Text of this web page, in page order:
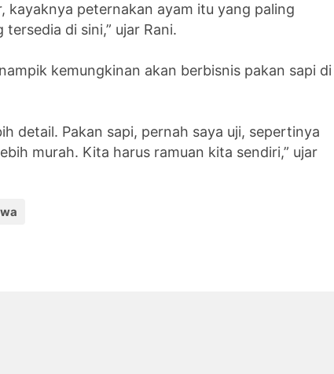
kayaknya peternakan ayam itu yang paling
di sini,” ujar Rani.
kemungkinan akan berbisnis pakan sapi di
detail. Pakan sapi, pernah saya uji, sepertinya
murah. Kita harus ramuan kita sendiri,” ujar